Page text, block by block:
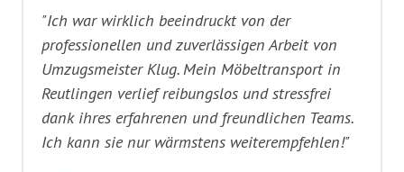
"Ich war wirklich beeindruckt von der
professionellen und zuverlässigen Arbeit von
Umzugsmeister Klug. Mein Möbeltransport in
Reutlingen verlief reibungslos und stressfrei
dank ihres erfahrenen und freundlichen Teams.
Ich kann sie nur wärmstens weiterempfehlen!"